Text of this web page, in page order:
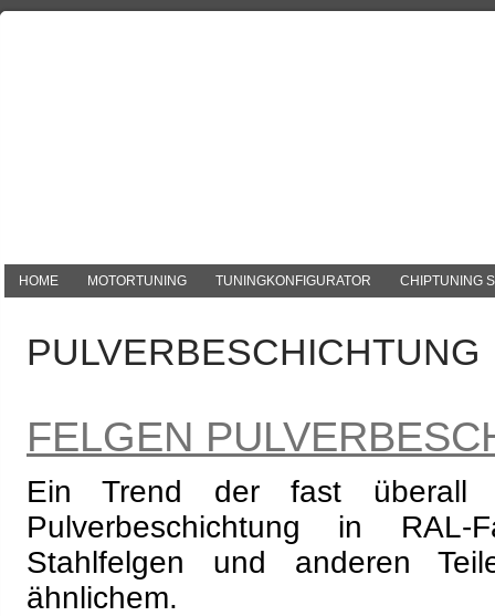
HOME MOTORTUNING TUNINGKONFIGURATOR CHIPTUNING
PULVERBESCHICHTUNG
FELGEN
Ein Trend der fast
Pulverbeschichtung in RAL-
Stahlfelgen und anderen
ähnlichem.